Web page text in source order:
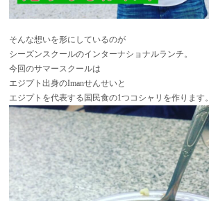
そんな想いを形にしているのが
シーズンスクールのインターナショナルランチ。
今回のサマースクールは
エジプト出身のImanせんせいと
エジプトを代表する国民食の1つコシャリを作ります。